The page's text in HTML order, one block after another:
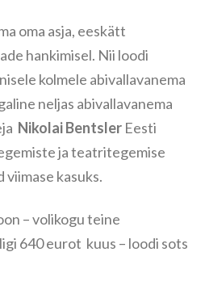
oma asja, eeskätt
hankimisel. Nii loodi
kolmele abivallavanema
neljas abivallavanema
Nikolai Bentsler Eesti
ja teatritegemise
kasuks.
– volikogu teine
640 eurot kuus – loodi sots